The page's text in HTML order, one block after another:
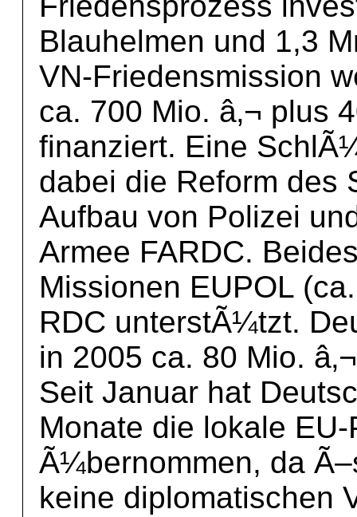
Blauhelmen und 1,3
VN-Friedensmission
ca. 700 Mio. â‚¬ plus
finanziert. Eine
dabei die Reform des
Aufbau von Polizei
Armee FARDC.
Missionen EUPOL
RDC unterstÃ¼tzt.
in 2005 ca. 80 Mio.
Seit Januar hat
Monate die lokale
Ã¼bernommen, da
keine diplomatischen